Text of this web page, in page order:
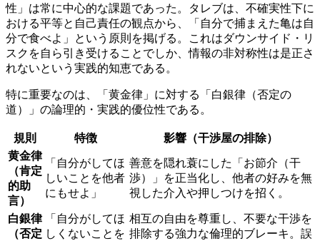
性」は常に中心的な課題であった。タレブは、不確実性下に
おける平等と自己責任の観点から、「自分で捕まえた亀は自
分で食べよ」という原則を掲げる。これはダウンサイド・リ
スクを自ら引き受けることでしか、情報の非対称性は是正さ
れないという実践的知恵である。
特に重要なのは、「黄金律」に対する「白銀律（否定の
道）」の論理的・実践的優位性である。
規則 特徴
影響（干渉屋の排除）
黄金律
（肯定
的助
言）
「自分がしてほ
しいことを他者
にもせよ」
善意を隠れ蓑にした「お節介（干
渉）」を正当化し、他者の好みを無
視した介入や押しつけを招く。
白銀律
（否定
「自分がしてほ
しくないことを
相互の自由を尊重し、不要な干渉を
排除する強力な倫理的ブレーキ。誤